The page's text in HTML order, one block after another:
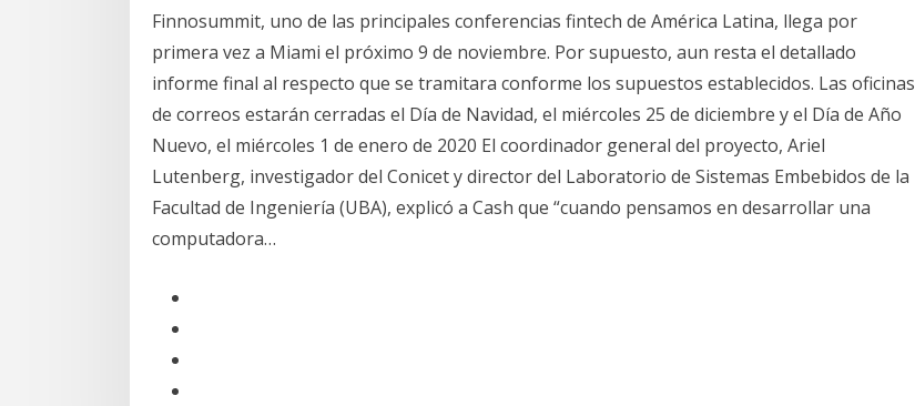
Finnosummit, uno de las principales conferencias fintech de América Latina, llega por
primera vez a Miami el próximo 9 de noviembre. Por supuesto, aun resta el detallado
informe final al respecto que se tramitara conforme los supuestos establecidos. Las oficinas
de correos estarán cerradas el Día de Navidad, el miércoles 25 de diciembre y el Día de Año
Nuevo, el miércoles 1 de enero de 2020 El coordinador general del proyecto, Ariel
Lutenberg, investigador del Conicet y director del Laboratorio de Sistemas Embebidos de la
Facultad de Ingeniería (UBA), explicó a Cash que “cuando pensamos en desarrollar una
computadora…